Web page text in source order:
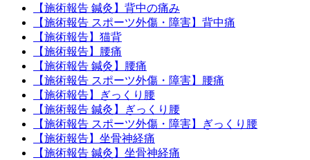
【施術報告 鍼灸】背中の痛み
【施術報告 スポーツ外傷・障害】背中痛
【施術報告】猫背
【施術報告】腰痛
【施術報告 鍼灸】腰痛
【施術報告 スポーツ外傷・障害】腰痛
【施術報告】ぎっくり腰
【施術報告 鍼灸】ぎっくり腰
【施術報告 スポーツ外傷・障害】ぎっくり腰
【施術報告】坐骨神経痛
【施術報告 鍼灸】坐骨神経痛